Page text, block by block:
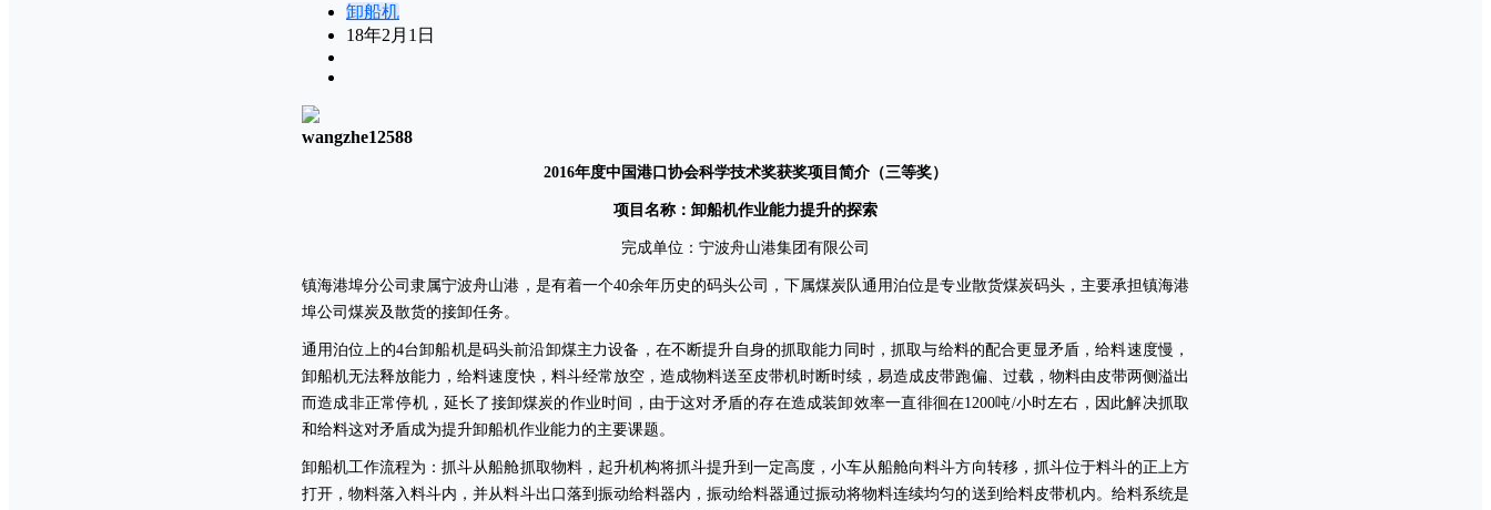
卸船机
18年2月1日
wangzhe12588
201 6年度中国港口协会科学技术奖获奖项目简介（三等奖）
项目名称：卸船机作业能力提升的探索
完成单位：宁波舟山港集团有限公司
镇海港埠分公司隶属宁波舟山港，是有着一个40余年历史的码头公司，下属煤炭队通用泊位是专业散货煤炭码头，主要承担镇海港
埠公司煤炭及散货的接卸任务。
通用泊位上的4台卸船机是码头前沿卸煤主力设备，在不断提升自身的抓取能力同时，抓取与给料的配合更显矛盾，给料速度慢，
卸船机无法释放能力，给料速度快，料斗经常放空，造成物料送至皮带机时断时续，易造成皮带跑偏、过载，物料由皮带两侧溢出
而造成非正常停机，延长了接卸煤炭的作业时间，由于这对矛盾的存在造成装卸效率一直徘徊在1200吨/小时左右，因此解决抓取
和给料这对矛盾成为提升卸船机作业能力的主要课题。
卸船机工作流程为：抓斗从船舱抓取物料，起升机构将抓斗提升到一定高度，小车从船舱向料斗方向转移，抓斗位于料斗的正上方
打开，物料落入料斗内，并从料斗出口落到振动给料器内，振动给料器通过振动将物料连续均匀的送到给料皮带机内。给料系统是